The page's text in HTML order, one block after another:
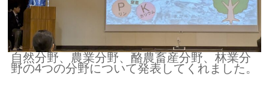
自然分野、農業分野、酪農畜産分野、林業分
野の4つの分野について発表してくれました。